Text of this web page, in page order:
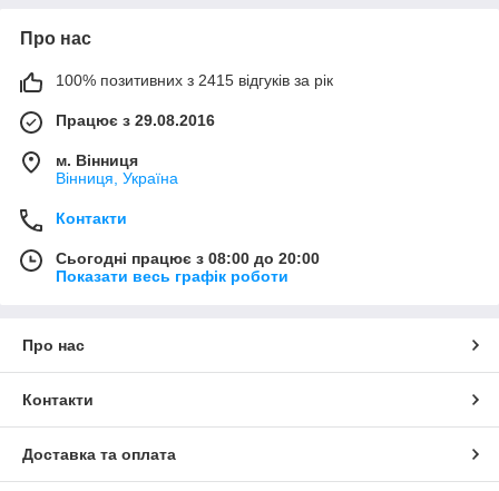
Про нас
100% позитивних з 2415 відгуків за рік
Працює з 29.08.2016
м. Вінниця
Вінниця, Україна
Контакти
Сьогодні працює з 08:00 до 20:00
Показати весь графік роботи
Про нас
Контакти
Доставка та оплата